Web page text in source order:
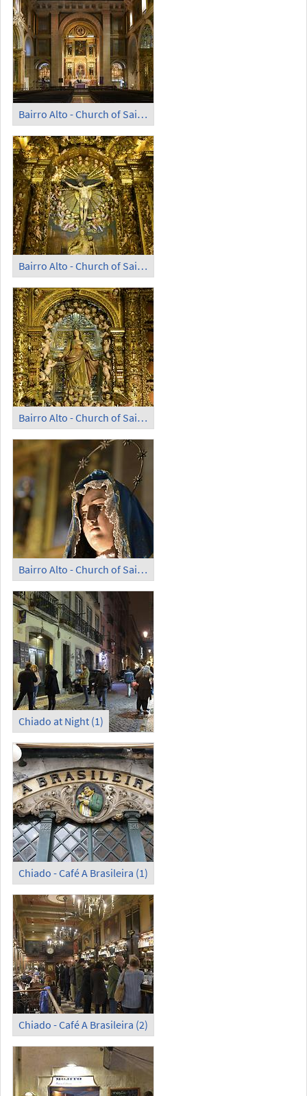
Bairro Alto - Church of Saint Roch (1)
Bairro Alto - Church of Saint Roch (2)
Bairro Alto - Church of Saint Roch (3)
Bairro Alto - Church of Saint Roch (4)
Chiado at Night (1)
Chiado - Café A Brasileira (1)
Chiado - Café A Brasileira (2)